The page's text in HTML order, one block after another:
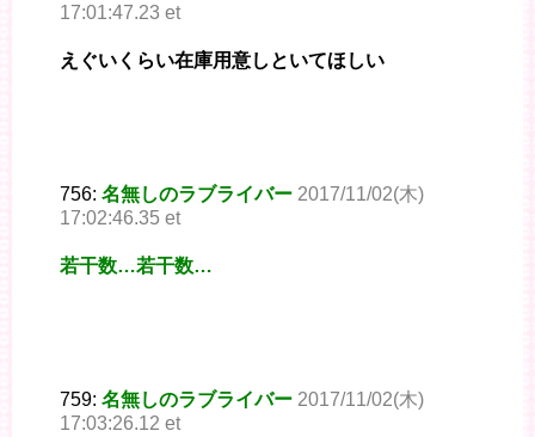
17:01:47.23 et
えぐいくらい在庫用意しといてほしい
756: 名無しのラブライバー 2017/11/02(木)
17:02:46.35 et
若干数…若干数…
759: 名無しのラブライバー 2017/11/02(木)
17:03:26.12 et